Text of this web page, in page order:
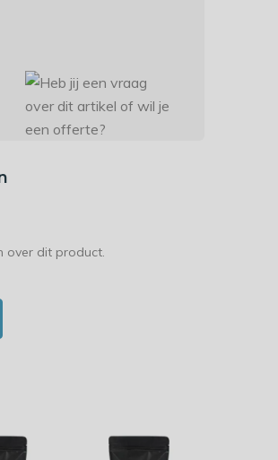
over dit product.